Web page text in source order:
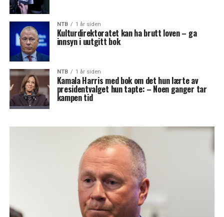
NTB 1 år siden
Kulturdirektoratet kan ha brutt loven – ga
innsyn i uutgitt bok
NTB 1 år siden
Kamala Harris med bok om det hun lærte av
presidentvalget hun tapte: – Noen ganger tar
kampen tid